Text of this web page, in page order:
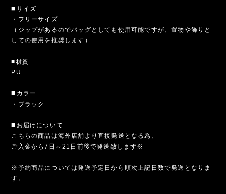
◼️サイズ
・フリーサイズ
（ジップがあるのでバッグとしても使用可能ですが、置物や飾りと
しての使用を推奨します）
■材質
PU
◼️カラー
・ブラック
◼️お届けについて
こちらの商品は海外店舗より直接発送となる為、
ご入金から7日～21日前後で発送致します※
※予約商品については発送予定日から順次上記日数で発送となりま
す。